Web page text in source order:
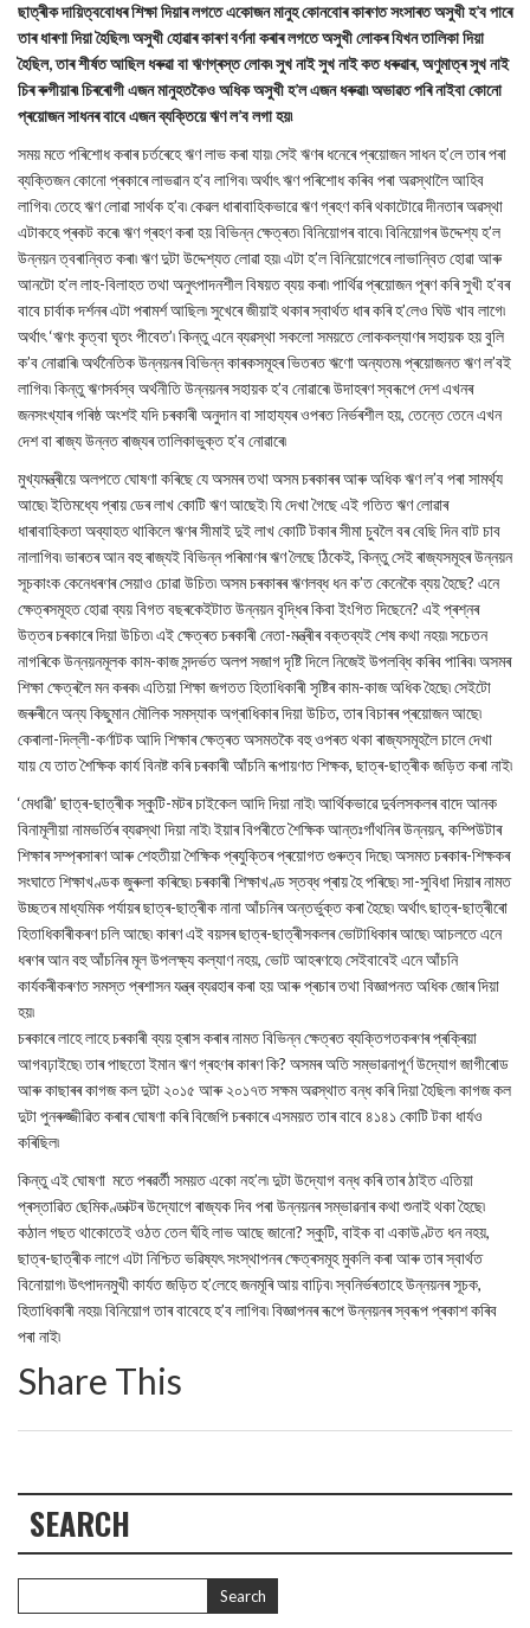
ছাত্ৰীক দায়িত্ববোধৰ শিক্ষা দিয়াৰ লগতে একোজন মানুহ কোনবোৰ কাৰণত সংসাৰত অসুখী হ’ব পাৰে
তাৰ ধাৰণা দিয়া হৈছিল৷ অসুখী হোৱাৰ কাৰণ বৰ্ণনা কৰাৰ লগতে অসুখী লোকৰ যিখন তালিকা দিয়া
হৈছিল, তাৰ শীৰ্ষত আছিল ধৰুৱা বা ঋণগ্ৰস্ত লোক৷ সুখ নাই সুখ নাই কত ধৰুৱাৰ, অণুমাত্ৰ সুখ নাই
চিৰ ৰুগীয়াৰ৷ চিৰৰোগী এজন মানুহতকৈও অধিক অসুখী হ’ল এজন ধৰুৱা৷ অভাৱত পৰি নাইবা কোনো
প্ৰয়োজন সাধনৰ বাবে এজন ব্যক্তিয়ে ঋণ ল’ব লগা হয়৷
সময় মতে পৰিশোধ কৰাৰ চৰ্তৰেহে ঋণ লাভ কৰা যায়৷ সেই ঋণৰ ধনেৰে প্ৰয়োজন সাধন হ’লে তাৰ পৰা
ব্যক্তিজন কোনো প্ৰকাৰে লাভৱান হ’ব লাগিব৷ অৰ্থাৎ ঋণ পৰিশোধ কৰিব পৰা অৱস্থালৈ আহিব
লাগিব৷ তেহে ঋণ লোৱা সাৰ্থক হ’ব৷ কেৱল ধাৰাবাহিকভাৱে ঋণ গ্ৰহণ কৰি থকাটোৱে দীনতাৰ অৱস্থা
এটাকহে প্ৰকট কৰে৷ ঋণ গ্ৰহণ কৰা হয় বিভিন্ন ক্ষেত্ৰত৷ বিনিয়োগৰ বাবে৷ বিনিয়োগৰ উদ্দেশ্য হ’ল
উন্নয়ন ত্বৰান্বিত কৰা৷ ঋণ দুটা উদ্দেশ্যত লোৱা হয়৷ এটা হ’ল বিনিয়োগেৰে লাভান্বিত হোৱা আৰু
আনটো হ’ল লাহ-বিলাহত তথা অনুৎপাদনশীল বিষয়ত ব্যয় কৰা৷ পাৰ্থিৱ প্ৰয়োজন পূৰণ কৰি সুখী হ’বৰ
বাবে চাৰ্বাক দৰ্শনৰ এটা পৰামৰ্শ আছিল৷ সুখেৰে জীয়াই থকাৰ স্বাৰ্থত ধাৰ কৰি হ’লেও ঘিউ খাব লাগে৷
অৰ্থাৎ ‘ঋণং কৃত্বা ঘৃতং পীবেত’৷ কিন্তু এনে ব্যৱস্থা সকলো সময়তে লোককল্যাণৰ সহায়ক হয় বুলি
ক’ব নোৱাৰি৷ অৰ্থনৈতিক উন্নয়নৰ বিভিন্ন কাৰকসমূহৰ ভিতৰত ঋণো অন্যতম৷ প্ৰয়োজনত ঋণ ল’বই
লাগিব৷ কিন্তু ঋণসৰ্বস্ব অৰ্থনীতি উন্নয়নৰ সহায়ক হ’ব নোৱাৰে৷ উদাহৰণ স্বৰূপে দেশ এখনৰ
জনসংখ্যাৰ গৰিষ্ঠ অংশই যদি চৰকাৰী অনুদান বা সাহায্যৰ ওপৰত নিৰ্ভৰশীল হয়, তেন্তে তেনে এখন
দেশ বা ৰাজ্য উন্নত ৰাজ্যৰ তালিকাভুক্ত হ’ব নোৱাৰে৷
মুখ্যমন্ত্ৰীয়ে অলপতে ঘোষণা কৰিছে যে অসমৰ তথা অসম চৰকাৰৰ আৰু অধিক ঋণ ল’ব পৰা সামৰ্থ্য
আছে৷ ইতিমধ্যে প্ৰায় ডেৰ লাখ কোটি ঋণ আছেই৷ যি দেখা গৈছে এই গতিত ঋণ লোৱাৰ
ধাৰাবাহিকতা অব্যাহত থাকিলে ঋণৰ সীমাই দুই লাখ কোটি টকাৰ সীমা চুবলৈ বৰ বেছি দিন বাট চাব
নালাগিব৷ ভাৰতৰ আন বহু ৰাজ্যই বিভিন্ন পৰিমাণৰ ঋণ লৈছে ঠিকেই, কিন্তু সেই ৰাজ্যসমূহৰ উন্নয়ন
সূচকাংক কেনেধৰণৰ সেয়াও চোৱা উচিত৷ অসম চৰকাৰৰ ঋণলব্ধ ধন ক’ত কেনেকৈ ব্যয় হৈছে? এনে
ক্ষেত্ৰসমূহত হোৱা ব্যয় বিগত বছৰকেইটাত উন্নয়ন বৃদ্ধিৰ কিবা ইংগিত দিছেনে? এই প্ৰশ্নৰ
উত্তৰ চৰকাৰে দিয়া উচিত৷ এই ক্ষেত্ৰত চৰকাৰী নেতা-মন্ত্ৰীৰ বক্তব্যই শেষ কথা নহয়৷ সচেতন
নাগৰিকে উন্নয়নমূলক কাম-কাজ সন্দৰ্ভত অলপ সজাগ দৃষ্টি দিলে নিজেই উপলব্ধি কৰিব পাৰিব৷ অসমৰ
শিক্ষা ক্ষেত্ৰলৈ মন কৰক৷ এতিয়া শিক্ষা জগতত হিতাধিকাৰী সৃষ্টিৰ কাম-কাজ অধিক হৈছে৷ সেইটো
জৰুৰীনে অন্য কিছুমান মৌলিক সমস্যাক অগ্ৰাধিকাৰ দিয়া উচিত, তাৰ বিচাৰৰ প্ৰয়োজন আছে৷
কেৰালা-দিল্লী-কৰ্ণাটক আদি শিক্ষাৰ ক্ষেত্ৰত অসমতকৈ বহু ওপৰত থকা ৰাজ্যসমূহলৈ চালে দেখা
যায় যে তাত শৈক্ষিক কাৰ্য বিনষ্ট কৰি চৰকাৰী আঁচনি ৰূপায়ণত শিক্ষক, ছাত্ৰ-ছাত্ৰীক জড়িত কৰা নাই৷
‘মেধাৱী’ ছাত্ৰ-ছাত্ৰীক স্কুটি-মটৰ চাইকেল আদি দিয়া নাই৷ আৰ্থিকভাৱে দুৰ্বলসকলৰ বাদে আনক
বিনামূলীয়া নামভৰ্তিৰ ব্যৱস্থা দিয়া নাই৷ ইয়াৰ বিপৰীতে শৈক্ষিক আন্তঃগাঁথনিৰ উন্নয়ন, কম্পিউটাৰ
শিক্ষাৰ সম্প্ৰসাৰণ আৰু শেহতীয়া শৈক্ষিক প্ৰযুক্তিৰ প্ৰয়োগত গুৰুত্ব দিছে৷ অসমত চৰকাৰ-শিক্ষকৰ
সংঘাতে শিক্ষাখণ্ডক জুৰুলা কৰিছে৷ চৰকাৰী শিক্ষাখণ্ড স্তব্ধ প্ৰায় হৈ পৰিছে৷ সা-সুবিধা দিয়াৰ নামত
উচ্ছতৰ মাধ্যমিক পৰ্যায়ৰ ছাত্ৰ-ছাত্ৰীক নানা আঁচনিৰ অন্তৰ্ভুক্ত কৰা হৈছে৷ অৰ্থাৎ ছাত্ৰ-ছাত্ৰীৰো
হিতাধিকাৰীকৰণ চলি আছে৷ কাৰণ এই বয়সৰ ছাত্ৰ-ছাত্ৰীসকলৰ ভোটাধিকাৰ আছে৷ আচলতে এনে
ধৰণৰ আন বহু আঁচনিৰ মূল উপলক্ষ্য কল্যাণ নহয়, ভোট আহৰণহে৷ সেইবাবেই এনে আঁচনি
কাৰ্যকৰীকৰণত সমস্ত প্ৰশাসন যন্ত্ৰ ব্যৱহাৰ কৰা হয় আৰু প্ৰচাৰ তথা বিজ্ঞাপনত অধিক জোৰ দিয়া
হয়৷
চৰকাৰে লাহে লাহে চৰকাৰী ব্যয় হ্ৰাস কৰাৰ নামত বিভিন্ন ক্ষেত্ৰত ব্যক্তিগতকৰণৰ প্ৰক্ৰিয়া
আগবঢ়াইছে৷ তাৰ পাছতো ইমান ঋণ গ্ৰহণৰ কাৰণ কি? অসমৰ অতি সম্ভাৱনাপূৰ্ণ উদ্যোগ জাগীৰোড
আৰু কাছাৰৰ কাগজ কল দুটা ২০১৫ আৰু ২০১৭ত সক্ষম অৱস্থাত বন্ধ কৰি দিয়া হৈছিল৷ কাগজ কল
দুটা পুনৰুজ্জীৱিত কৰাৰ ঘোষণা কৰি বিজেপি চৰকাৰে এসময়ত তাৰ বাবে ৪১৪১ কোটি টকা ধাৰ্যও
কৰিছিল৷
কিন্তু এই ঘোষণা মতে পৰৱৰ্তী সময়ত একো নহ’ল৷ দুটা উদ্যোগ বন্ধ কৰি তাৰ ঠাইত এতিয়া
প্ৰস্তাৱিত ছেমিকণ্ডাক্টৰ উদ্যোগে ৰাজ্যক দিব পৰা উন্নয়নৰ সম্ভাৱনাৰ কথা শুনাই থকা হৈছে৷
কঠাল গছত থাকোতেই ওঠত তেল ঘঁহি লাভ আছে জানো? স্কুটি, বাইক বা একাউণ্টত ধন নহয়,
ছাত্ৰ-ছাত্ৰীক লাগে এটা নিশ্চিত ভৱিষ্যৎ সংস্থাপনৰ ক্ষেত্ৰসমূহ মুকলি কৰা আৰু তাৰ স্বাৰ্থত
বিনোয়াগ৷ উৎপাদনমুখী কাৰ্যত জড়িত হ’লেহে জনমূৰি আয় বাঢ়িব৷ স্বনিৰ্ভৰতাহে উন্নয়নৰ সূচক,
হিতাধিকাৰী নহয়৷ বিনিয়োগ তাৰ বাবেহে হ’ব লাগিব৷ বিজ্ঞাপনৰ ৰূপে উন্নয়নৰ স্বৰূপ প্ৰকাশ কৰিব
পৰা নাই৷
Share This
SEARCH